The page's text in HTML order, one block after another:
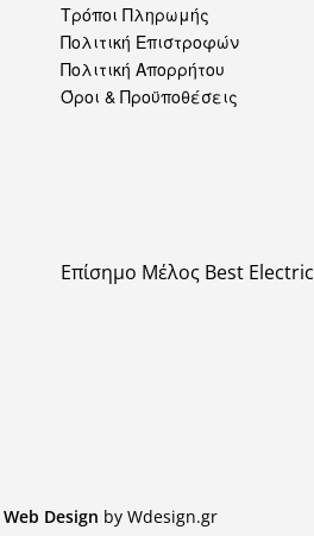
Τρόποι Πληρωμής
Πολιτική Επιστροφών
Πολιτική Απορρήτου
Όροι & Προϋποθέσεις
Επίσημο Μέλος Best Electric
Web Design by Wdesign.gr